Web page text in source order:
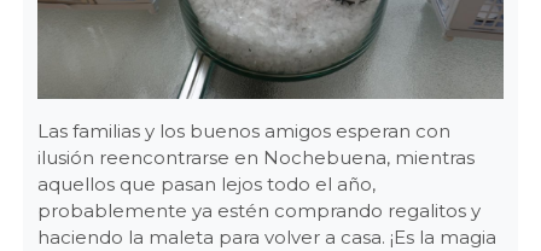
Las familias y los buenos amigos esperan con
ilusión reencontrarse en Nochebuena, mientras
aquellos que pasan lejos todo el año,
probablemente ya estén comprando regalitos y
haciendo la maleta para volver a casa. ¡Es la magia